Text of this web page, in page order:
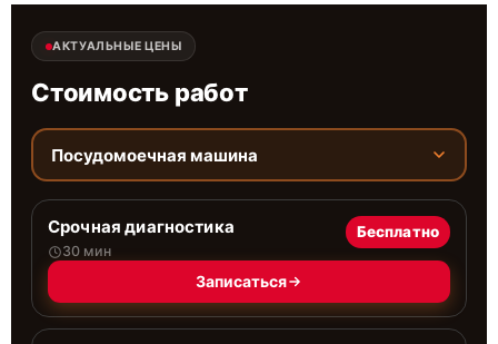
АКТУАЛЬНЫЕ ЦЕНЫ
Стоимость работ
Посудомоечная машина
Срочная диагностика
30 мин
Бесплатно
Записаться